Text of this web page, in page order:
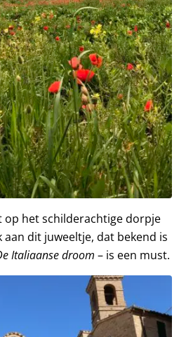
op het schilderachtige dorpje
aan dit juweeltje, dat bekend is
Italiaanse droom – is een must.